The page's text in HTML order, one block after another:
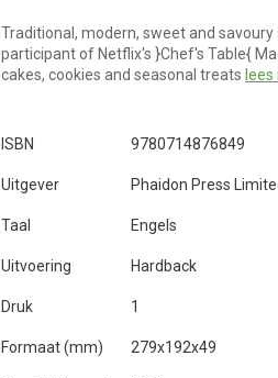
Traditional, modern, sweet and
participant of Netflix's }Chef's Table{
cakes, cookies and seasonal treats
ISBN 9780714876849
Uitgever Phaidon Press
Taal Engels
Uitvoering Hardback
Druk 1
Formaat (mm) 279x192x49